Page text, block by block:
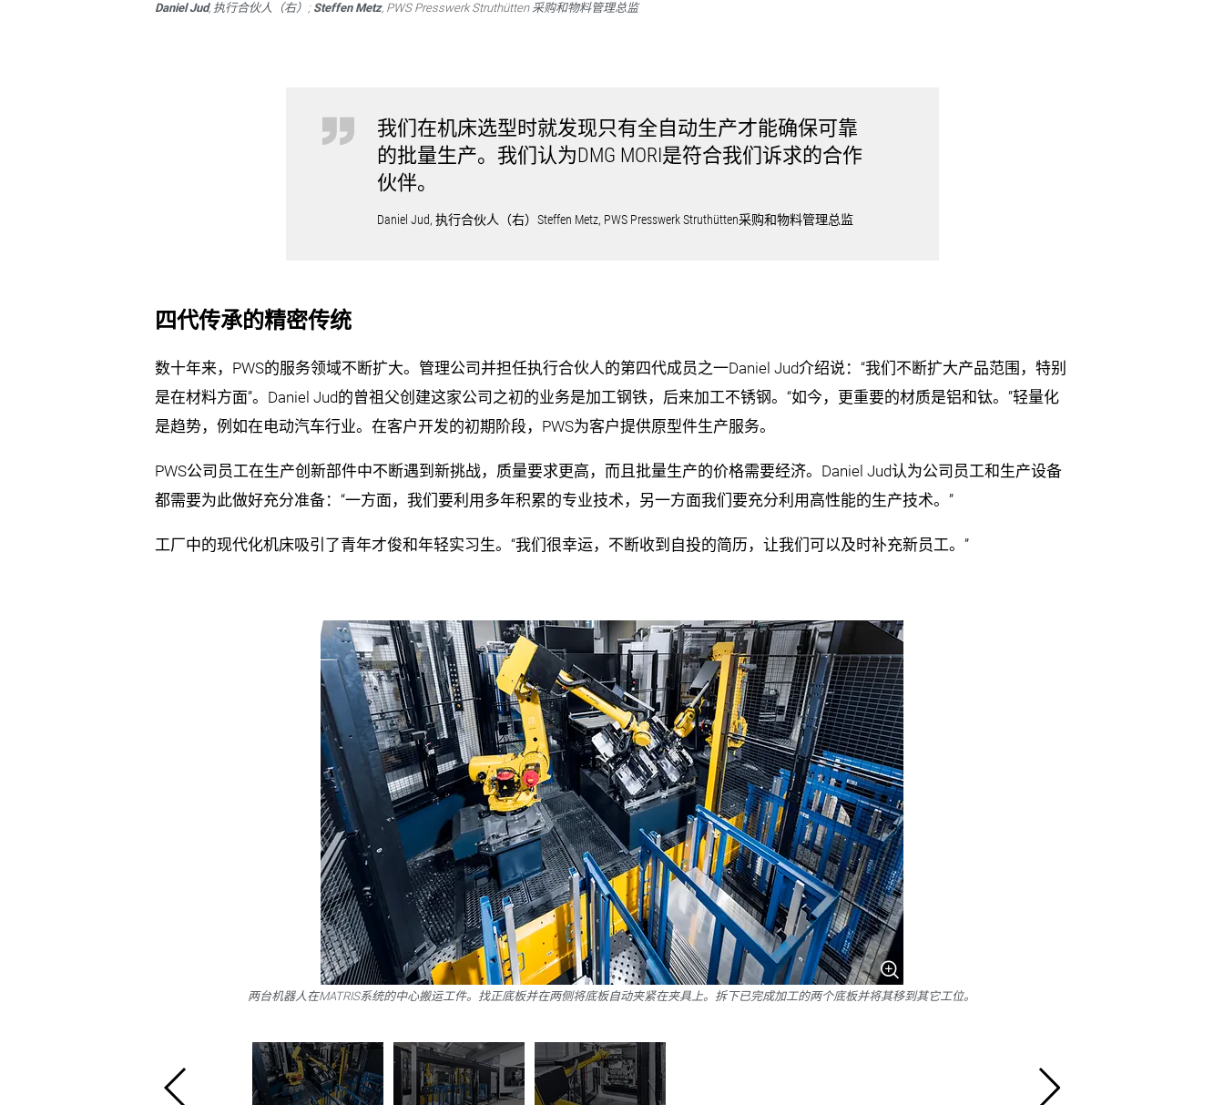
Daniel Jud, 执行合伙人（右）; Steffen Metz, PWS Presswerk Struthütten 采购和物料管理总监
我们在机床选型时就发现只有全自动生产才能确保可靠
的批量生产。我们认为DMG MORI是符合我们诉求的合作
伙伴。
Daniel Jud, 执行合伙人（右）Steffen Metz, PWS Presswerk Struthütten采购和物料管理总监
四代传承的精密传统
数十年来，PWS的服务领域不断扩大。管理公司并担任执行合伙人的第四代成员之一Daniel Jud介绍说：“我们不断扩大产品范围，特别
是在材料方面”。Daniel Jud的曾祖父创建这家公司之初的业务是加工钢铁，后来加工不锈钢。“如今，更重要的材质是铝和钛。”轻量化
是趋势，例如在电动汽车行业。在客户开发的初期阶段，PWS为客户提供原型件生产服务。
PWS公司员工在生产创新部件中不断遇到新挑战，质量要求更高，而且批量生产的价格需要经济。Daniel Jud认为公司员工和生产设备
都需要为此做好充分准备：“一方面，我们要利用多年积累的专业技术，另一方面我们要充分利用高性能的生产技术。”
工厂中的现代化机床吸引了青年才俊和年轻实习生。“我们很幸运，不断收到自投的简历，让我们可以及时补充新员工。”
两台机器人在MATRIS系统的中心搬运工件。找正底板并在两侧将底板自动夹紧在夹具上。拆下已完成加工的两个底板并将其移到其它工位。